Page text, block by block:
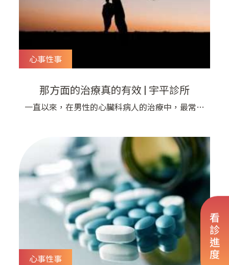
看診進度
心事性事
那方面的治療真的有效 | 宇平診所
一直以來，在男性的心臟科病人的治療中，最常遇
困擾，引起病患懷疑藥物造成了副作用。 於是劉
醫師開始努力做心臟藥物的副作用的探討，進而發
現這兩三年從歐洲到美國，有許多心臟疾病專家開
始與泌尿科醫師密切合作，研究和討論如何促進那
方面的健康，因為人體必須要有很好的
心事性事